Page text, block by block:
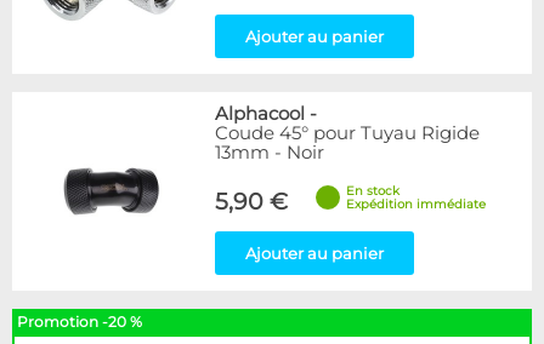
Ajouter au panier
Alphacool -
Coude 45° pour Tuyau Rigide
13mm - Noir
5,90 €
En stock
Expédition immédiate
Ajouter au panier
Promotion -20 %